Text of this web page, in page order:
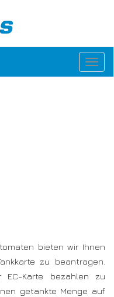
bieten wir Ihnen
zu beantragen.
EC-Karte bezahlen zu
getankte Menge auf